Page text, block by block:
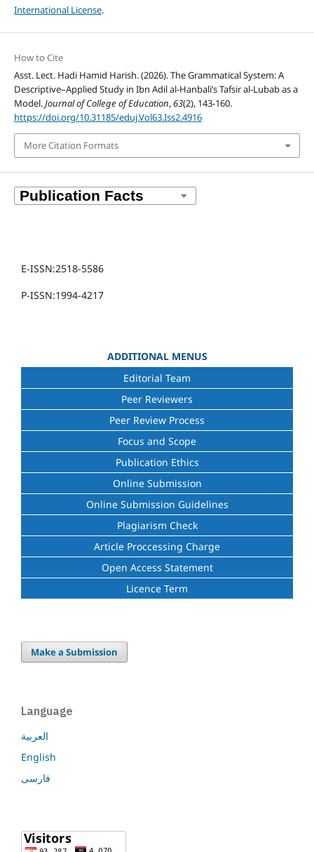
International License.
How to Cite
Asst. Lect. Hadi Hamid Harish. (2026). The Grammatical System: A
Descriptive–Applied Study in Ibn Adil al-Hanbali’s Tafsir al-Lubab as a
Model.Journal of College of Education,63(2), 143-160.
https://doi.org/10.31185/eduj.Vol63.Iss2.4916
More Citation Formats
E-ISSN:2518-5586
P-ISSN:1994-4217
ADDITIONAL MENUS
Editorial Team
Peer Reviewers
Peer Review Process
Focus and Scope
Publication Ethics
Online Submission
Online Submission Guidelines
Plagiarism Check
Article Proccessing Charge
Open Access Statement
Licence Term
Make a Submission
Language
العربية
English
فارسی